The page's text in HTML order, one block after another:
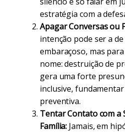
estratégia com a
Apagar Conversas ou
intenção pode ser a
embaraçoso, mas
nome: destruição de
gera uma forte
inclusive,
preventiva.
Tentar Contato com a
Família: Jamais, em